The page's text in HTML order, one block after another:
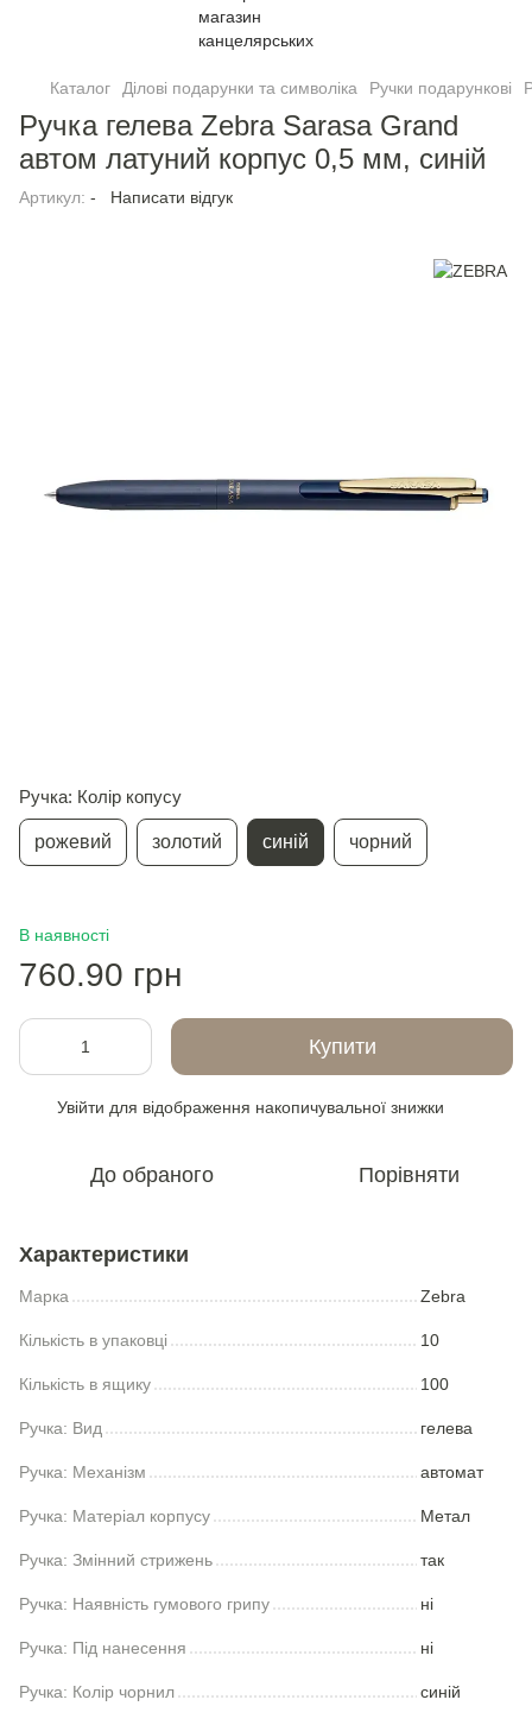
Каталог Ділові подарунки та символіка Ручки подарункові
Ручка гелева Zebra Sarasa Grand
автом латуний корпус 0,5 мм, синій
Артикул: - Написати відгук
Ручка: Колір копусу
рожевий золотий синій чорний
В наявності
760.90 грн
Купити
Увійти для відображення накопичувальної знижки
До обраного Порівняти
Характеристики
Марка Zebra
Кількість в упаковці 10
Кількість в ящику 100
Ручка: Вид гелева
Ручка: Механізм автомат
Ручка: Матеріал корпусу Метал
Ручка: Змінний стрижень так
Ручка: Наявність гумового грипу ні
Ручка: Під нанесення ні
Ручка: Колір чорнил синій